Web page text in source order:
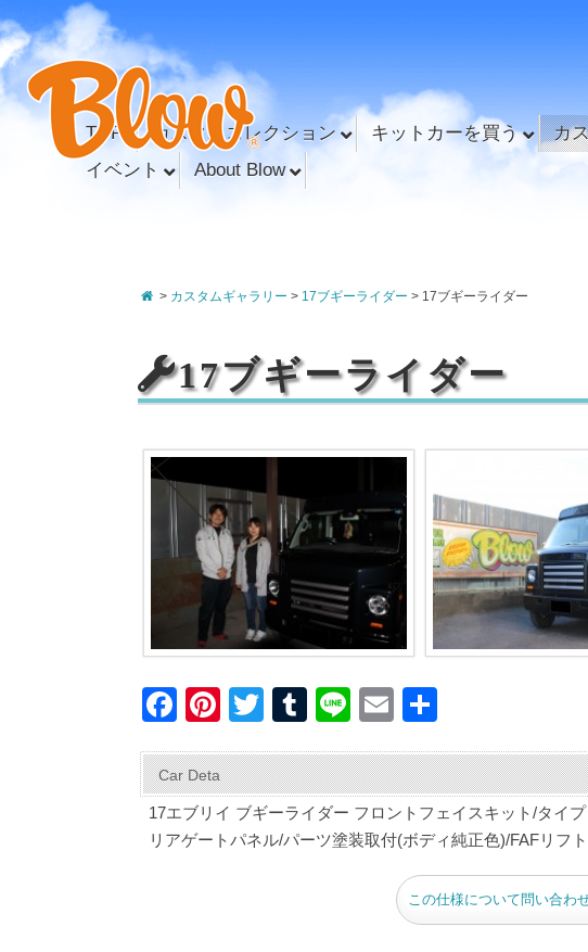
TOP カスタムコレクション キットカーを買う カ
イベント
About Blow
> カスタムギャラリー > 17ブギーライダー > 17ブギーライダー
17ブギーライダー
F
c
e
b
Pi
er
e
st
T
tt
er
T
m
bl
r
Li
e
E
ail
Car Deta
17エブリイ ブギーライダー フロントフェイスキット/タイ
リアゲートパネル/パーツ塗装取付(ボディ純正色)/FAFリフ
この仕様について問い合わ